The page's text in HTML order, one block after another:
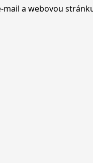
mail a webovou